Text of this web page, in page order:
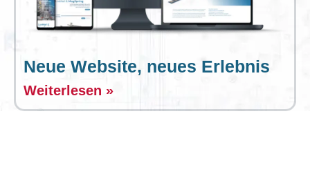
Neue Website, neues Erlebnis
Weiterlesen »